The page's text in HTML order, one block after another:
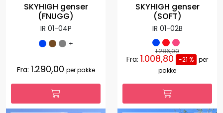
SKYHIGH genser
(FNUGG)
IR 01-04P
+
Fra: 1.290,00 per pakke
SKYHIGH genser
(SOFT)
IR 01-02B
1.286,00
Fra: 1.008,80 -21 % per
pakke